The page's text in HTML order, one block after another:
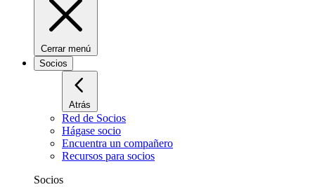
Cerrar menú
Socios
Atrás
Red de Socios
Hágase socio
Encuentra un compañero
Recursos para socios
Socios